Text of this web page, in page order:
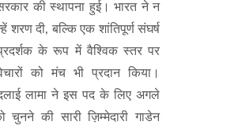
सरकार की स्थापना हुई। भारत ने न
शरण दी, बल्कि एक शांतिपूर्ण संघर्ष
के रूप में वैश्विक स्तर पर
को मंच भी प्रदान किया।
दलाई लामा ने इस पद के लिए अगले
चुनने की सारी ज़िम्मेदारी गाडेन